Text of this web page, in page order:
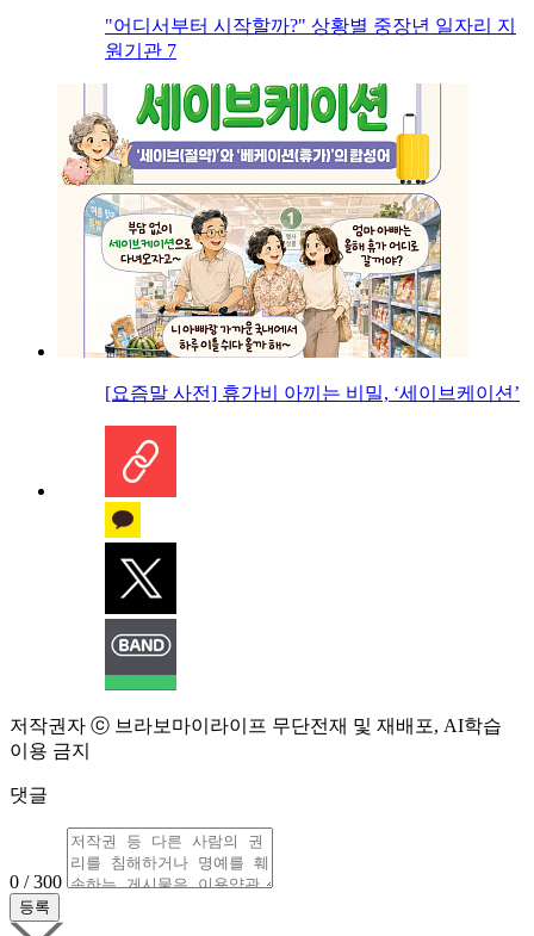
"어디서부터 시작할까?" 상황별 중장년 일자리 지
원기관 7
[요즘말 사전] 휴가비 아끼는 비밀, ‘세이브케이션’
저작권자 ⓒ 브라보마이라이프 무단전재 및 재배포, AI학습
이용 금지
댓글
0 / 300